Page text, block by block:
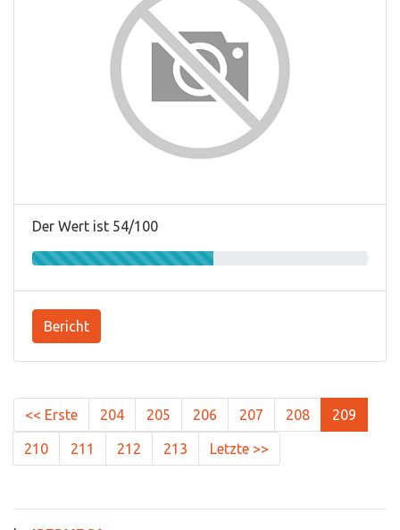
Der Wert ist 54/100
Bericht
<< Erste 204 205 206 207 208 209
210 211 212 213 Letzte >>